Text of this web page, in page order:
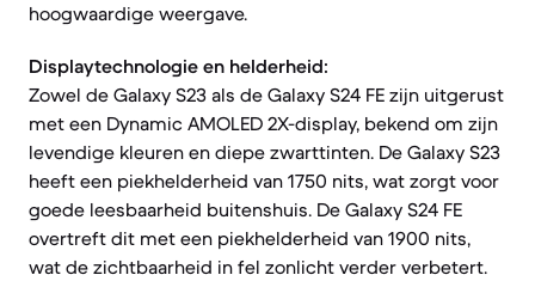
hoogwaardige weergave.
Displaytechnologie en helderheid:
Zowel de Galaxy S23 als de Galaxy S24 FE zijn uitgerust
met een Dynamic AMOLED 2X-display, bekend om zijn
levendige kleuren en diepe zwarttinten. De Galaxy S23
heeft een piekhelderheid van 1750 nits, wat zorgt voor
goede leesbaarheid buitenshuis. De Galaxy S24 FE
overtreft dit met een piekhelderheid van 1900 nits,
wat de zichtbaarheid in fel zonlicht verder verbetert.